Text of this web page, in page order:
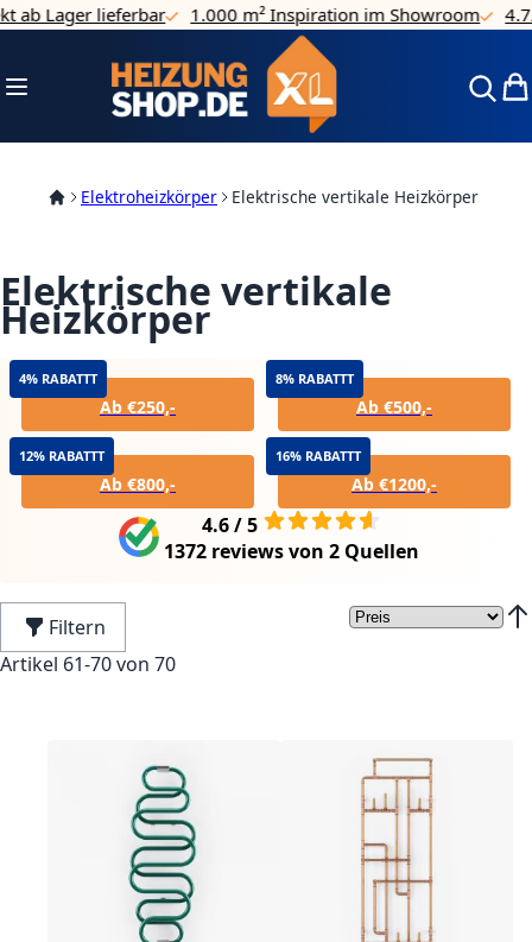
Direkt zum Inhalt
Lager lieferbar 1.000 m² Inspiration im Showroom 4.7/5
Navigation umschalten
Elektroheizkörper Elektrische vertikale Heizkörper
Elektrische vertikale
Heizkörper
4% RABATTT
Ab €250,-
8% RABATTT
Ab €500,-
12% RABATTT
Ab €800,-
16% RABATTT
Ab €1200,-
4.6 / 5
1372 reviewsvon 2 Quellen
Filtern
Artikel 61-70von 70